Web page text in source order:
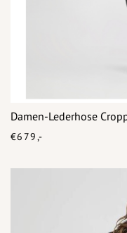
Damen-Lederhose
€679,-